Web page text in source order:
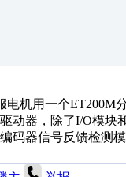
机用一个ET200M
动器，除了I/O模
码器信号反馈检测